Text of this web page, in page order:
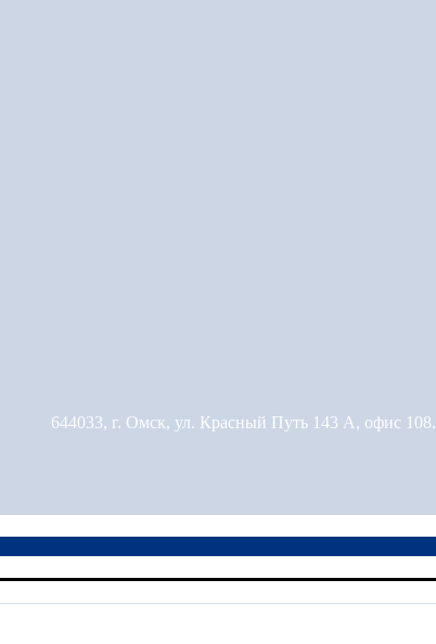
644033, г. Омск, ул. Красный Путь 143 А, офис 108.